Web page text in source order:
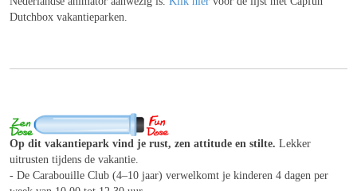
Dutchbox vakantieparken.
Op dit vakantiepark vind je rust, zen attitude en stilte. Lekker
uitrusten tijdens de vakantie.
- De Carabouille Club (4–10 jaar) verwelkomt je kinderen 4 dagen per